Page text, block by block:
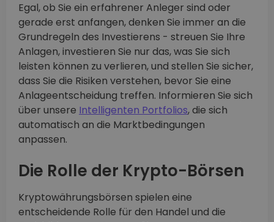
Egal, ob Sie ein erfahrener Anleger sind oder
gerade erst anfangen, denken Sie immer an die
Grundregeln des Investierens - streuen Sie Ihre
Anlagen, investieren Sie nur das, was Sie sich
leisten können zu verlieren, und stellen Sie sicher,
dass Sie die Risiken verstehen, bevor Sie eine
Anlageentscheidung treffen. Informieren Sie sich
über unsere Intelligenten Portfolios, die sich
automatisch an die Marktbedingungen
anpassen.
Die Rolle der Krypto-Börsen
Kryptowährungsbörsen spielen eine
entscheidende Rolle für den Handel und die